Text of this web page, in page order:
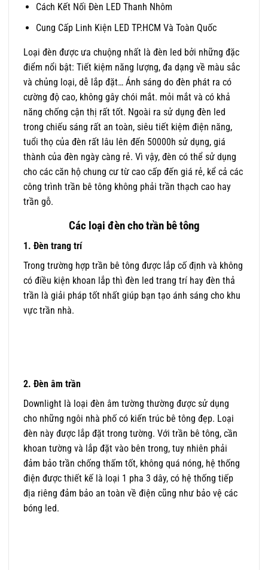
Cách Kết Nối Đèn LED Thanh Nhôm
Cung Cấp Linh Kiện LED TP.HCM Và Toàn Quốc
Loại đèn được ưa chuộng nhất là đèn led bởi những đặc
điểm nổi bật: Tiết kiệm năng lượng, đa dạng về màu sắc
và chủng loại, dễ lắp đặt… Ánh sáng do đèn phát ra có
cường độ cao, không gây chói mắt. mỏi mắt và có khả
năng chống cận thị rất tốt. Ngoài ra sử dụng đèn led
trong chiếu sáng rất an toàn, siêu tiết kiệm điện năng,
tuổi thọ của đèn rất lâu lên đến 50000h sử dụng, giá
thành của đèn ngày càng rẻ. Vì vậy, đèn có thể sử dụng
cho các căn hộ chung cư từ cao cấp đến giá rẻ, kể cả các
công trình trần bê tông không phải trần thạch cao hay
trần gỗ.
Các loại đèn cho trần bê tông
1. Đèn trang trí
Trong trường hợp trần bê tông được lắp cố định và không
có điều kiện khoan lắp thì đèn led trang trí hay đèn thả
trần là giải pháp tốt nhất giúp bạn tạo ánh sáng cho khu
vực trần nhà.
2. Đèn âm trần
Downlight là loại đèn âm tường thường được sử dụng
cho những ngôi nhà phố có kiến ​​trúc bê tông đẹp. Loại
đèn này được lắp đặt trong tường. Với trần bê tông, cần
khoan tường và lắp đặt vào bên trong, tuy nhiên phải
đảm bảo trần chống thấm tốt, không quá nóng, hệ thống
điện được thiết kế là loại 1 pha 3 dây, có hệ thống tiếp
địa riêng đảm bảo an toàn về điện cũng như bảo vệ các
bóng led.